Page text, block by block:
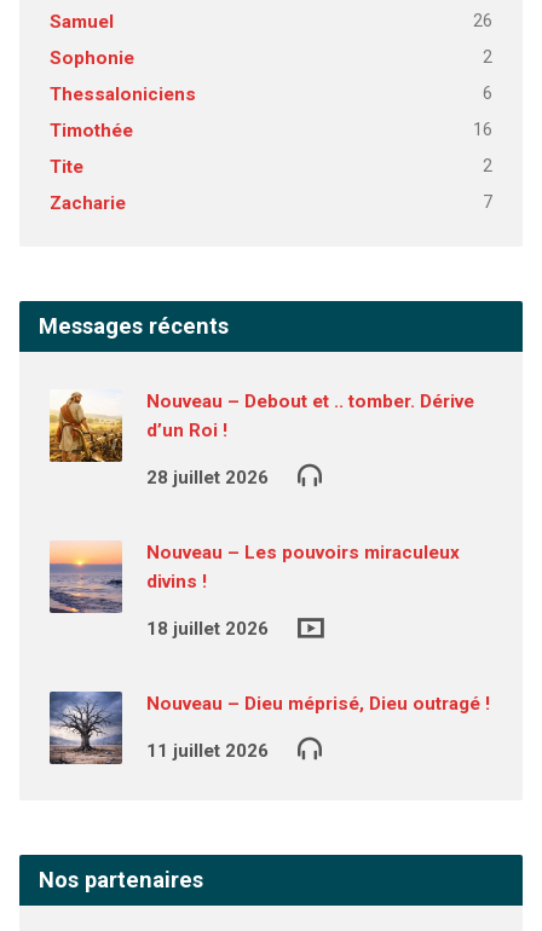
Samuel 26
Sophonie 2
Thessaloniciens 6
Timothée 16
Tite 2
Zacharie 7
Messages récents
Nouveau – Debout et .. tomber. Dérive
d’un Roi !
28 juillet 2026
Nouveau – Les pouvoirs miraculeux
divins !
18 juillet 2026
Nouveau – Dieu méprisé, Dieu outragé !
11 juillet 2026
Nos partenaires